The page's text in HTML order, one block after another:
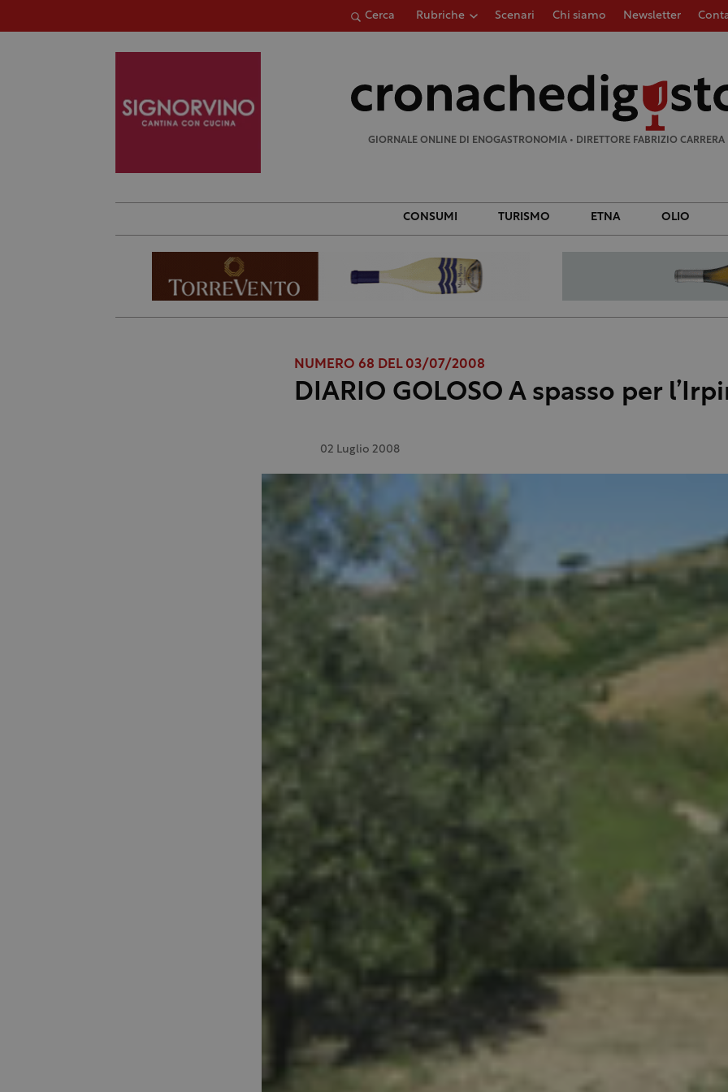
Cerca Rubriche Scenari Chi siamo Newsletter
GIORNALE ONLINE DI ENOGASTRONOMIA • DIRETTORE FABRIZIO CARRERA
CONSUMI TURISMO ETNA OLIO
NUMERO 68 DEL 03/07/2008
DIARIO GOLOSO A spasso per
02 Luglio 2008